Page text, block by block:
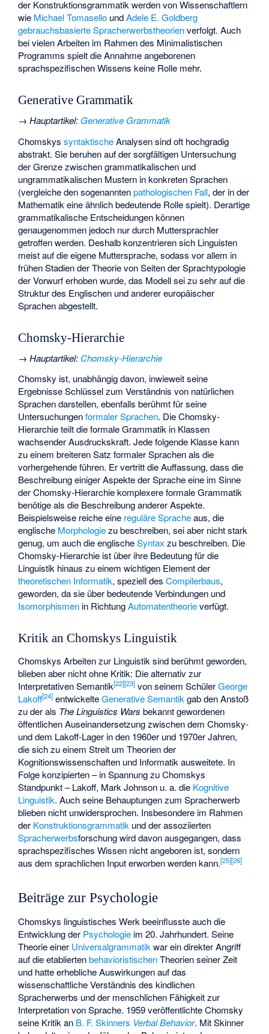
der Konstruktionsgrammatik werden von Wissenschaftlern
wie Michael Tomasello undAdele E. Goldberg
gebrauchsbasierte Spracherwerbstheorienverfolgt. Auch
bei vielen Arbeiten im Rahmen des Minimalistischen
Programms spielt die Annahme angeborenen
sprachspezifischen Wissens keine Rolle mehr.
Generative Grammatik
→Hauptartikel: Generative Grammatik
ChomskyssyntaktischeAnalysen sind oft hochgradig
abstrakt. Sie beruhen auf der sorgfältigen Untersuchung
der Grenze zwischen grammatikalischen und
ungrammatikalischen Mustern in konkreten Sprachen
(vergleiche den sogenanntenpathologischen Fall, der in der
Mathematik eine ähnlich bedeutende Rolle spielt). Derartige
grammatikalische Entscheidungen können
genaugenommen jedoch nur durch Muttersprachler
getroffen werden. Deshalb konzentrieren sich Linguisten
meist auf die eigene Muttersprache, sodass vor allem in
frühen Stadien der Theorie von Seiten der Sprachtypologie
der Vorwurf erhoben wurde, das Modell sei zu sehr auf die
Struktur des Englischen und anderer europäischer
Sprachen abgestellt.
Chomsky-Hierarchie
→Hauptartikel: Chomsky-Hierarchie
Chomsky ist, unabhängig davon, inwieweit seine
Ergebnisse Schlüssel zum Verständnis von natürlichen
Sprachen darstellen, ebenfalls berühmt für seine
Untersuchungenformaler Sprachen. Die Chomsky-
Hierarchie teilt die formale Grammatik in Klassen
wachsender Ausdruckskraft. Jede folgende Klasse kann
zu einem breiteren Satz formaler Sprachen als die
vorhergehende führen. Er vertritt die Auffassung, dass die
Beschreibung einiger Aspekte der Sprache eine im Sinne
der Chomsky-Hierarchie komplexere formale Grammatik
benötige als die Beschreibung anderer Aspekte.
Beispielsweise reiche eine reguläre Spracheaus, die
englische Morphologiezu beschreiben, sei aber nicht stark
genug, um auch die englischeSyntax zu beschreiben. Die
Chomsky-Hierarchie ist über ihre Bedeutung für die
Linguistik hinaus zu einem wichtigen Element der
theoretischen Informatik, speziell desCompilerbaus,
geworden, da sie über bedeutende Verbindungen und
Isomorphismen in RichtungAutomatentheorieverfügt.
Kritik an Chomskys Linguistik
Chomskys Arbeiten zur Linguistik sind berühmt geworden,
blieben aber nicht ohne Kritik: Die alternativ zur
Interpretativen Semantik[22][23] von seinem SchülerGeorge
Lakoff[24] entwickelteGenerative Semantik gab den Anstoß
zu der als The Linguistics Wars bekannt gewordenen
öffentlichen Auseinandersetzung zwischen dem Chomsky-
und dem Lakoff-Lager in den 1960er und 1970er Jahren,
die sich zu einem Streit um Theorien der
Kognitionswissenschaften und Informatik ausweitete. In
Folge konzipierten – in Spannung zu Chomskys
Standpunkt – Lakoff, Mark Johnson u. a. die Kognitive
Linguistik. Auch seine Behauptungen zum Spracherwerb
blieben nicht unwidersprochen. Insbesondere im Rahmen
der Konstruktionsgrammatik und der assoziierten
Spracherwerbsforschung wird davon ausgegangen, dass
sprachspezifisches Wissen nicht angeboren ist, sondern
aus dem sprachlichen Input erworben werden kann.[25][26]
Beiträge zur Psychologie
Chomskys linguistisches Werk beeinflusste auch die
Entwicklung der Psychologie im 20. Jahrhundert. Seine
Theorie einer Universalgrammatik war ein direkter Angriff
auf die etabliertenbehavioristischenTheorien seiner Zeit
und hatte erhebliche Auswirkungen auf das
wissenschaftliche Verständnis des kindlichen
Spracherwerbs und der menschlichen Fähigkeit zur
Interpretation von Sprache. 1959 veröffentlichte Chomsky
seine Kritik an B. F. Skinners Verbal Behavior. Mit Skinner